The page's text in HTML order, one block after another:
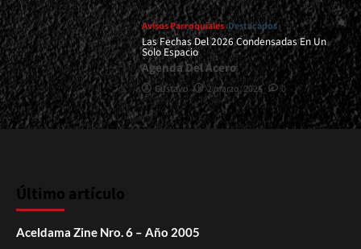
Avisos Parroquiales Destacados
Las Fechas Del 2026 Condensadas En Un
Solo Espacio
Agenda Del Acero
Gustavo 2 marzo, 2026 0
Último artículo
Aceldama Zine Nro. 6 – Año 2005